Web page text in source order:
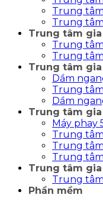
Trung
Trung
Trung tâm gia
Trung
Trung
Trung tâm
Dầm
Trung
Dầm
Trung tâm
Máy phay
Trung
Trung
Trung
Trung tâm
Trung
Phần mềm